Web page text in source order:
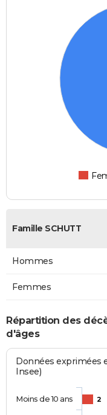
Famille SCHUTT
Hommes
Femmes
Répartition des
d'âges
Données exprimées
Insee)
2
Moins de 10 ans